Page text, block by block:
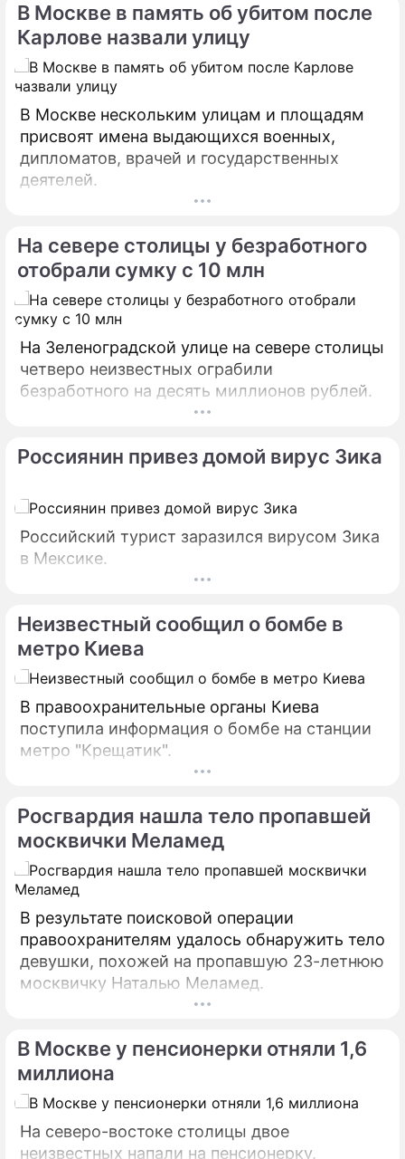
Продолжение: Лукашенко
пригрозили убийством и
призвали отдать власть
В Москве в память об убитом после
Карлове назвали улицу
В Москве нескольким улицам и площадям
присвоят имена выдающихся военных,
дипломатов, врачей и государственных
деятелей.
На севере столицы у безработного
отобрали сумку с 10 млн
На Зеленоградской улице на севере столицы
четверо неизвестных ограбили
безработного на десять миллионов рублей.
Россиянин привез домой вирус Зика
Российский турист заразился вирусом Зика
в Мексике.
Неизвестный сообщил о бомбе в
метро Киева
В правоохранительные органы Киева
поступила информация о бомбе на станции
метро "Крещатик".
Росгвардия нашла тело пропавшей
москвички Меламед
В результате поисковой операции
правоохранителям удалось обнаружить тело
девушки, похожей на пропавшую 23-летнюю
москвичку Наталью Меламед.
В Москве у пенсионерки отняли 1,6
миллиона
На северо-востоке столицы двое
неизвестных напали на пенсионерку.